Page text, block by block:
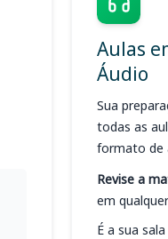
Aulas
Áudio
Sua
todas as
formato de
Revise a
em
É a sua